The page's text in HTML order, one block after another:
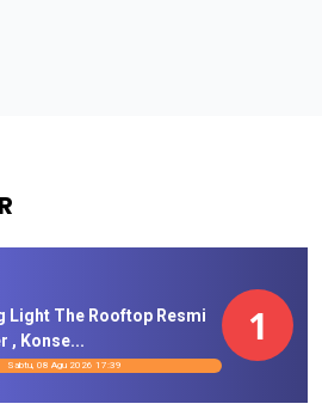
Light The Rooftop Resmi
, Konse...
Sabtu, 08 Agu 2026 17:39
1